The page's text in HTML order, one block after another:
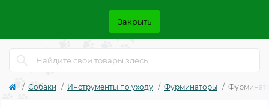
Закрыть
Собаки Инструменты по уходу Фурминаторы